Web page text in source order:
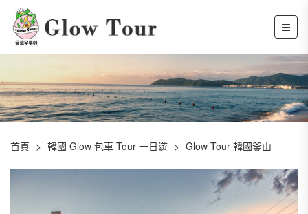
首頁 韓國 Glow 包車 Tour 一日遊 Glow Tour 韓國釜山